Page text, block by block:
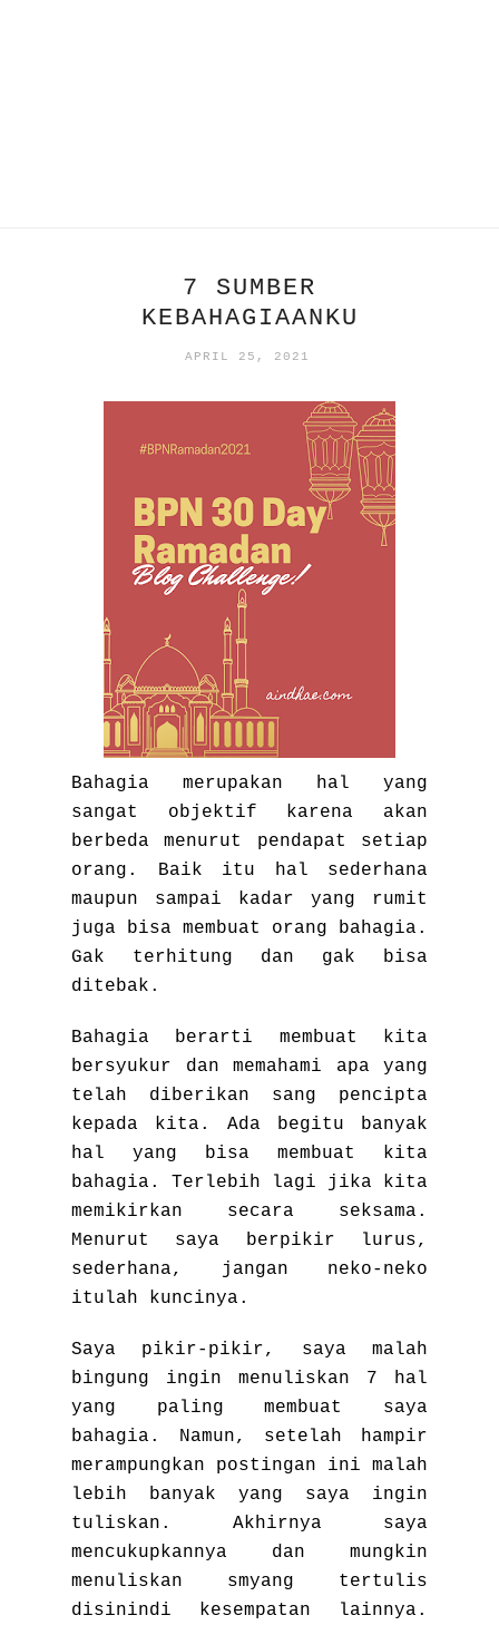
7 SUMBER
KEBAHAGIAANKU
APRIL 25, 2021
Bahagia merupakan hal yang
sangat objektif karena akan
berbeda menurut pendapat setiap
orang. Baik itu hal sederhana
maupun sampai kadar yang rumit
juga bisa membuat orang bahagia.
Gak terhitung dan gak bisa
ditebak.
Bahagia berarti membuat kita
bersyukur dan memahami apa yang
telah diberikan sang pencipta
kepada kita. Ada begitu banyak
hal yang bisa membuat kita
bahagia. Terlebih lagi jika kita
memikirkan secara seksama.
Menurut saya berpikir lurus,
sederhana, jangan neko-neko
itulah kuncinya.
Saya pikir-pikir, saya malah
bingung ingin menuliskan 7 hal
yang paling membuat saya
bahagia. Namun, setelah hampir
merampungkan postingan ini malah
lebih banyak yang saya ingin
tuliskan. Akhirnya saya
mencukupkannya dan mungkin
menuliskan smyang tertulis
disinindi kesempatan lainnya.